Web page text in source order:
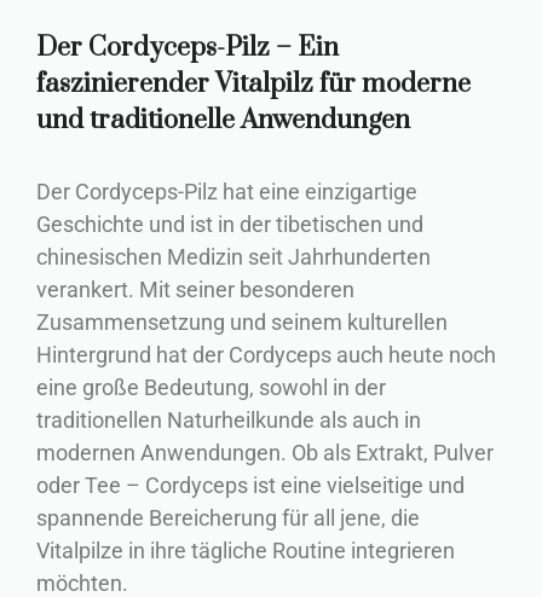
Der Cordyceps-Pilz – Ein
faszinierender Vitalpilz für moderne
und traditionelle Anwendungen
Der Cordyceps-Pilz hat eine einzigartige
Geschichte und ist in der tibetischen und
chinesischen Medizin seit Jahrhunderten
verankert. Mit seiner besonderen
Zusammensetzung und seinem kulturellen
Hintergrund hat der Cordyceps auch heute noch
eine große Bedeutung, sowohl in der
traditionellen Naturheilkunde als auch in
modernen Anwendungen. Ob als Extrakt, Pulver
oder Tee – Cordyceps ist eine vielseitige und
spannende Bereicherung für all jene, die
Vitalpilze in ihre tägliche Routine integrieren
möchten.